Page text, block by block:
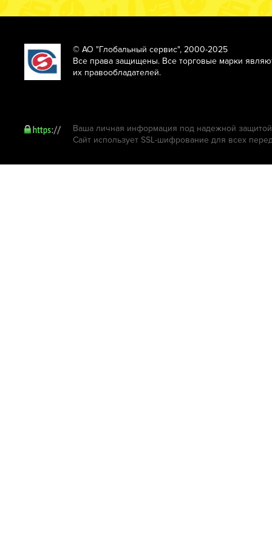
© АО "Глобальный сервис", 2000-2025
Все права защищены. Все торговые марки
их правообладателей.
Ваша личная информация под надежной
Сайт использует SSL-шифрование для всех